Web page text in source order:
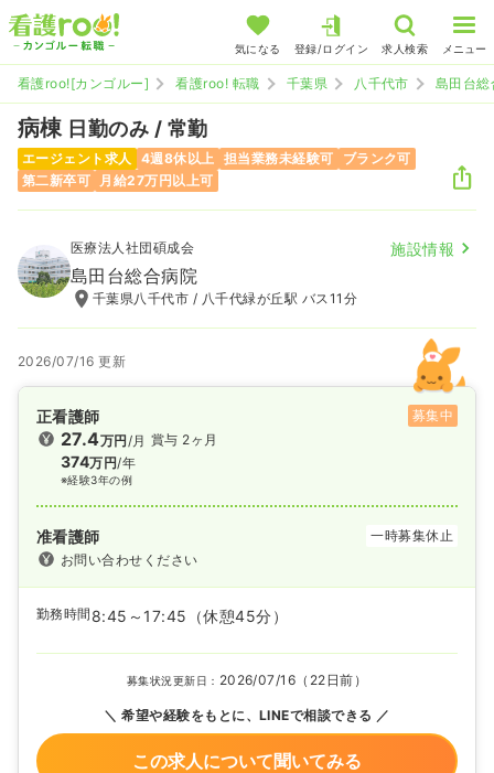
気になる 登録/ログイン 求人検索 メニュー
看護roo![カンゴルー] 看護roo! 転職 千葉県 八千代市 島田台総
病棟 日勤のみ / 常勤
エージェント求人 4週8休以上 担当業務未経験可
ブランク可
第二新卒可
月給27万円以上可
医療法人社団碩成会 施設情報
島田台総合病院
千葉県八千代市 / 八千代緑が丘駅 バス11分
2026/07/16 更新
正看護師 募集中
27.4万円/月
374万円/年
※経験3年の例
賞与 2ヶ月
准看護師
一時募集休止
お問い合わせください
勤務時間 8:45～17:45 （休憩45分）
募集状況更新日： 2026/07/16（22日前）
希望や経験をもとに、LINEで相談できる
この求人について聞いてみる